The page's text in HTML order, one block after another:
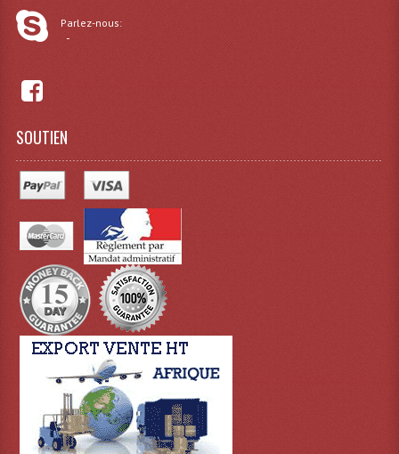
Praticable Et Accessoires
Structure Echelle 290 Asd
Structure Et Angles Quatro Deco
Structures
Structures Carrées
Structures, Angles Sd150
Parlez-nous:
-
SOUTIEN